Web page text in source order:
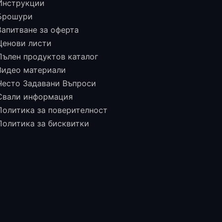
за оферта
листи
продуктов каталог
материали
Задавани Въпроси
информация
за поверителност
за бисквитки